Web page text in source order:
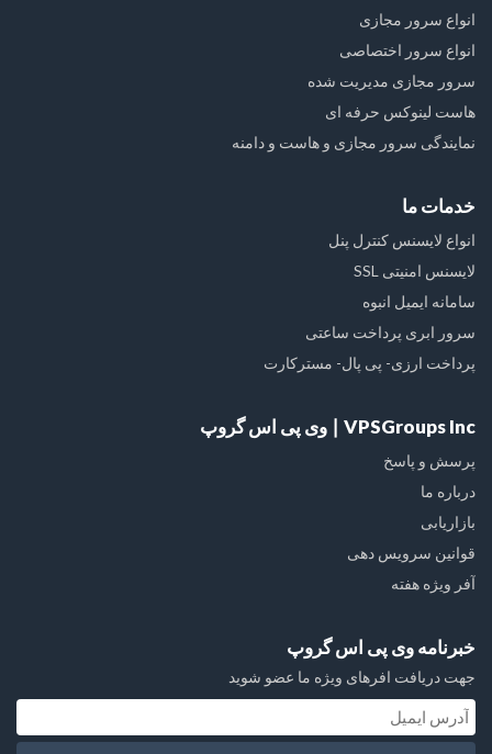
انواع سرور مجازی
انواع سرور اختصاصی
سرور مجازی مدیریت شده
هاست لینوکس حرفه ای
نمایندگی سرور مجازی و هاست و دامنه
خدمات ما
انواع لایسنس کنترل پنل
لایسنس امنیتی SSL
سامانه ایمیل انبوه
سرور ابری پرداخت ساعتی
پرداخت ارزی- پی پال- مسترکارت
VPSGroups Inc ∣ وی پی اس گروپ
پرسش و پاسخ
درباره ما
بازاریابی
قوانین سرویس دهی
آفر ویژه هفته
خبرنامه وی پی اس گروپ
جهت دریافت افرهای ویژه ما عضو شوید